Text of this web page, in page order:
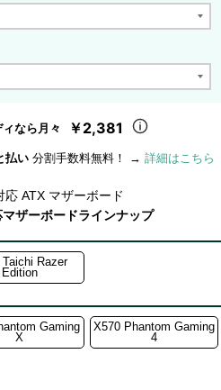
なら月々 ￥2,381
払い 分割手数料無料！ → 詳細はこちら
ATX マザーボード
ザーボードラインナップ
Taichi Razer
Edition
Gaming
X
X570 Phantom Gaming
4